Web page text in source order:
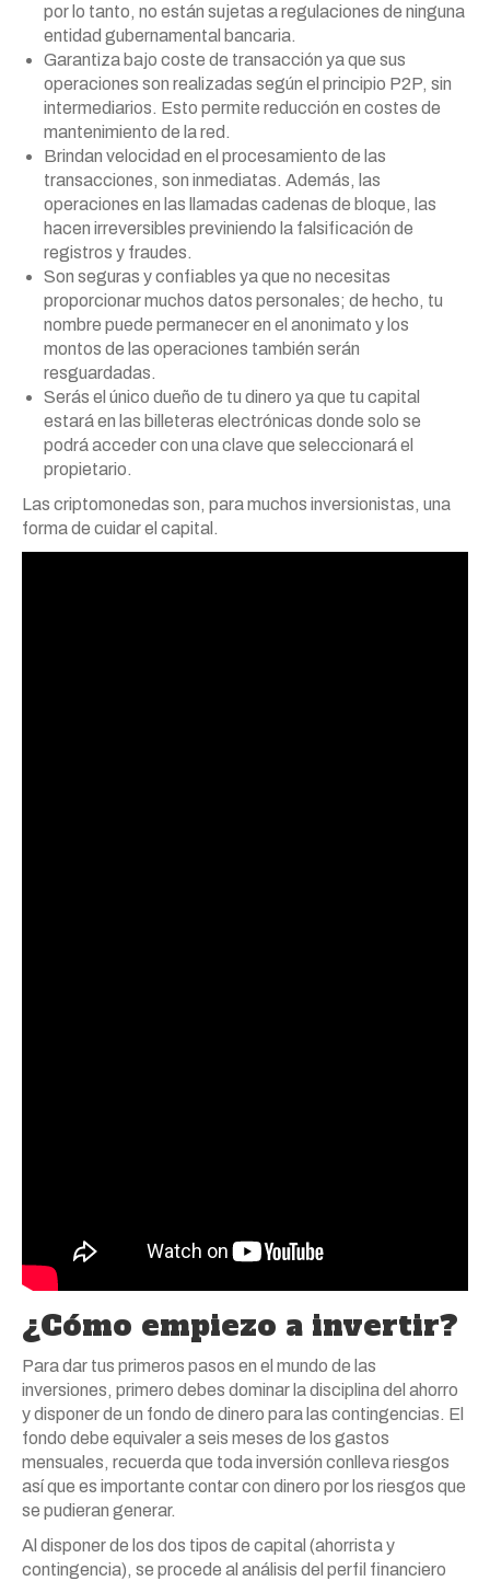
por lo tanto, no están sujetas a regulaciones de ninguna
entidad gubernamental bancaria.
Garantiza bajo coste de transacción ya que sus
operaciones son realizadas según el principio P2P, sin
intermediarios. Esto permite reducción en costes de
mantenimiento de la red.
Brindan velocidad en el procesamiento de las
transacciones, son inmediatas. Además, las
operaciones en las llamadas cadenas de bloque, las
hacen irreversibles previniendo la falsificación de
registros y fraudes.
Son seguras y confiables ya que no necesitas
proporcionar muchos datos personales; de hecho, tu
nombre puede permanecer en el anonimato y los
montos de las operaciones también serán
resguardadas.
Serás el único dueño de tu dinero ya que tu capital
estará en las billeteras electrónicas donde solo se
podrá acceder con una clave que seleccionará el
propietario.
Las criptomonedas son, para muchos inversionistas, una
forma de cuidar el capital.
¿Cómo empiezo a invertir?
Para dar tus primeros pasos en el mundo de las
inversiones, primero debes dominar la disciplina del ahorro
y disponer de un fondo de dinero para las contingencias. El
fondo debe equivaler a seis meses de los gastos
mensuales, recuerda que toda inversión conlleva riesgos
así que es importante contar con dinero por los riesgos que
se pudieran generar.
Al disponer de los dos tipos de capital (ahorrista y
contingencia), se procede al análisis del perfil financiero